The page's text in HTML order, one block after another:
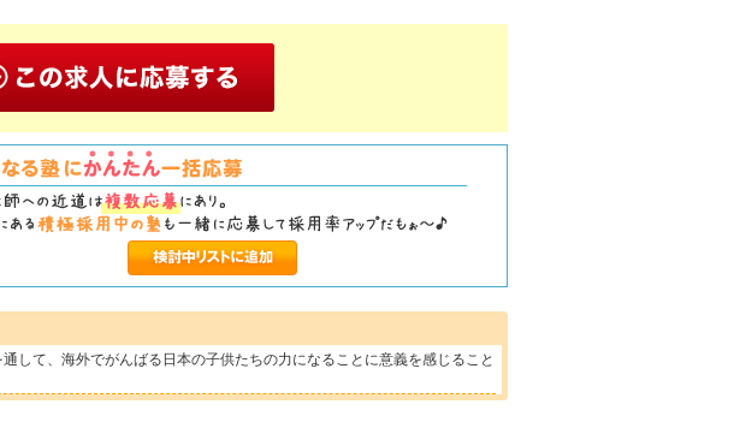
して、海外でがんばる日本の子供たちの力になることに意義を感じること